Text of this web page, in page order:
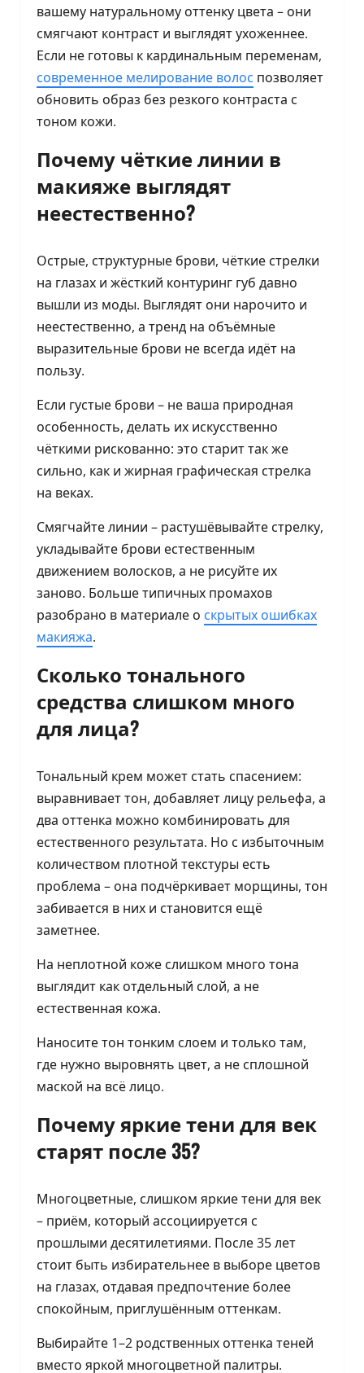
вашему натуральному оттенку цвета – они
смягчают контраст и выглядят ухоженнее.
Если не готовы к кардинальным переменам,
современное мелирование волос позволяет
обновить образ без резкого контраста с
тоном кожи.
Почему чёткие линии в
макияже выглядят
неестественно?
Острые, структурные брови, чёткие стрелки
на глазах и жёсткий контуринг губ давно
вышли из моды. Выглядят они нарочито и
неестественно, а тренд на объёмные
выразительные брови не всегда идёт на
пользу.
Если густые брови – не ваша природная
особенность, делать их искусственно
чёткими рискованно: это старит так же
сильно, как и жирная графическая стрелка
на веках.
Смягчайте линии – растушёвывайте стрелку,
укладывайте брови естественным
движением волосков, а не рисуйте их
заново. Больше типичных промахов
разобрано в материале о скрытых ошибках
макияжа.
Сколько тонального
средства слишком много
для лица?
Тональный крем может стать спасением:
выравнивает тон, добавляет лицу рельефа, а
два оттенка можно комбинировать для
естественного результата. Но с избыточным
количеством плотной текстуры есть
проблема – она подчёркивает морщины, тон
забивается в них и становится ещё
заметнее.
На неплотной коже слишком много тона
выглядит как отдельный слой, а не
естественная кожа.
Наносите тон тонким слоем и только там,
где нужно выровнять цвет, а не сплошной
маской на всё лицо.
Почему яркие тени для век
старят после 35?
Многоцветные, слишком яркие тени для век
– приём, который ассоциируется с
прошлыми десятилетиями. После 35 лет
стоит быть избирательнее в выборе цветов
на глазах, отдавая предпочтение более
спокойным, приглушённым оттенкам.
Выбирайте 1–2 родственных оттенка теней
вместо яркой многоцветной палитры.